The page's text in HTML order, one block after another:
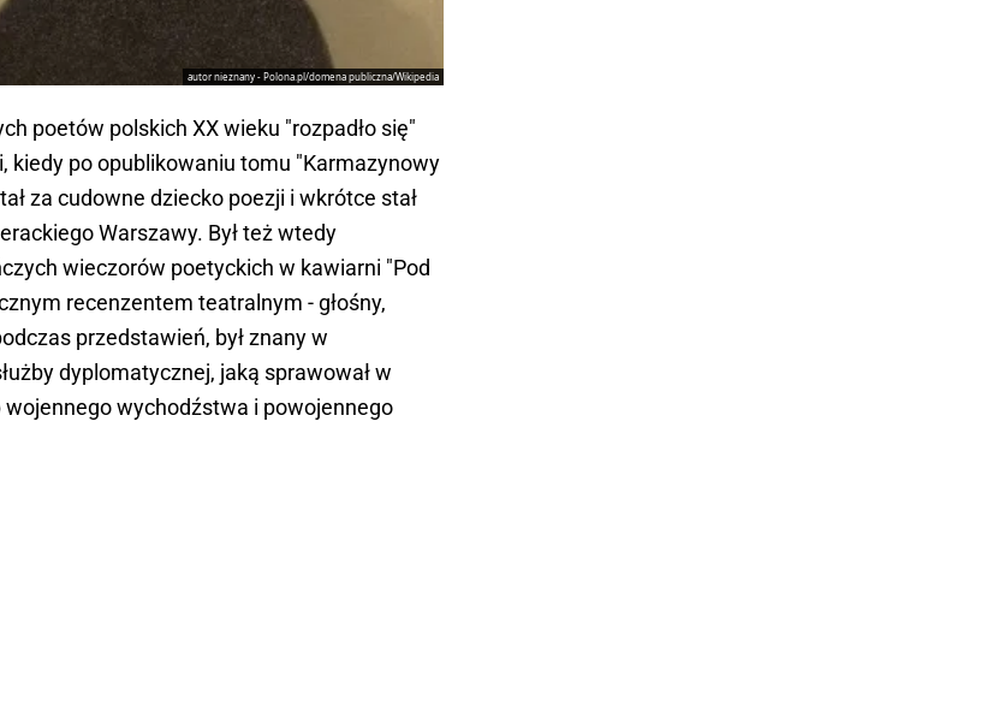
autor nieznany - Polona.pl/domena publiczna/Wikipedia
poetów polskich XX wieku "rozpadło się"
kiedy po opublikowaniu tomu "Karmazynowy
za cudowne dziecko poezji i wkrótce stał
Warszawy. Był też wtedy
wieczorów poetyckich w kawiarni "Pod
recenzentem teatralnym - głośny,
przedstawień, był znany w
dyplomatycznej, jaką sprawował w
wojennego wychodźstwa i powojennego